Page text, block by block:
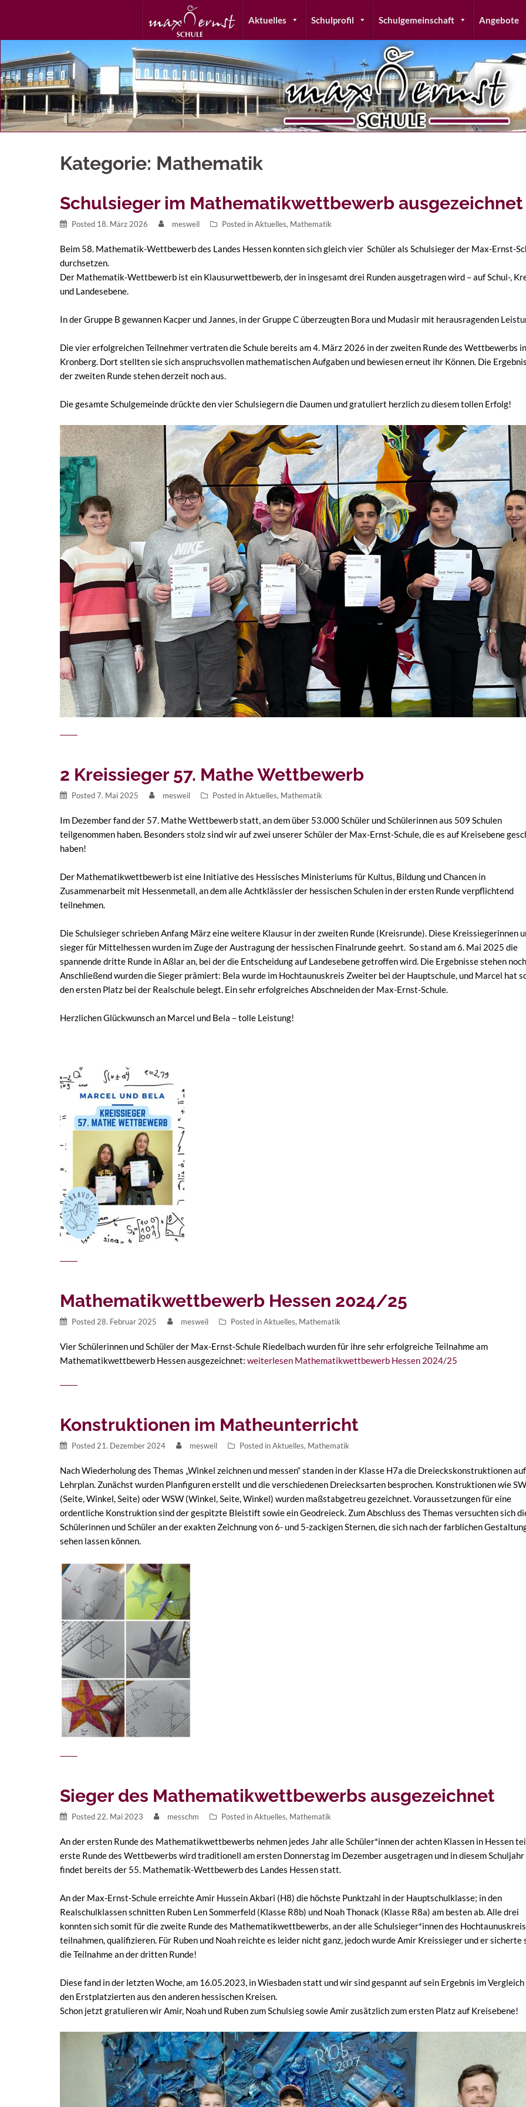
Aktuelles Schulprofil Schulgemeinschaft Angebote
Kategorie: Mathematik
Schulsieger im Mathematikwettbewerb ausgezeichnet
Posted 18. März 2026 mesweil Posted inAktuelles, Mathematik
Beim 58. Mathematik-Wettbewerb des Landes Hessen konnten sich gleich vier Schüler als Schulsieger der Max-Ernst-
durchsetzen.
Der Mathematik-Wettbewerb ist ein Klausurwettbewerb, der in insgesamt drei Runden ausgetragen wird – auf Schul-,
und Landesebene.
In der Gruppe B gewannen Kacper und Jannes, in der Gruppe C überzeugten Bora und Mudasir mit herausragenden
Die vier erfolgreichen Teilnehmer vertraten die Schule bereits am 4. März 2026 in der zweiten Runde des Wettbewerbs in
Kronberg. Dort stellten sie sich anspruchsvollen mathematischen Aufgaben und bewiesen erneut ihr Können. Die
der zweiten Runde stehen derzeit noch aus.
Die gesamte Schulgemeinde drückte den vier Schulsiegern die Daumen und gratuliert herzlich zu diesem tollen Erfolg!
2 Kreissieger 57. Mathe Wettbewerb
Posted7. Mai 2025 mesweil Posted inAktuelles, Mathematik
Im Dezember fand der 57. Mathe Wettbewerb statt, an dem über 53.000 Schüler und Schülerinnen aus 509 Schulen
teilgenommen haben. Besonders stolz sind wir auf zwei unserer Schüler der Max-Ernst-Schule, die es auf Kreisebene
haben!
Der Mathematikwettbewerb ist eine Initiative des Hessisches Ministeriums für Kultus, Bildung und Chancen in
Zusammenarbeit mit Hessenmetall, an dem alle Achtklässler der hessischen Schulen in der ersten Runde verpflichtend
teilnehmen.
Die Schulsieger schrieben Anfang März eine weitere Klausur in der zweiten Runde (Kreisrunde). Diese Kreissiegerinnen
sieger für Mittelhessen wurden im Zuge der Austragung der hessischen Finalrunde geehrt. So stand am 6. Mai 2025 die
spannende dritte Runde in Aßlar an, bei der die Entscheidung auf Landesebene getroffen wird. Die Ergebnisse stehen
Anschließend wurden die Sieger prämiert: Bela wurde im Hochtaunuskreis Zweiter bei der Hauptschule, und Marcel hat
den ersten Platz bei der Realschule belegt. Ein sehr erfolgreiches Abschneiden der Max-Ernst-Schule.
Herzlichen Glückwunsch an Marcel und Bela – tolle Leistung!
Mathematikwettbewerb Hessen 2024/25
Posted 28. Februar 2025 mesweil Posted inAktuelles, Mathematik
Vier Schülerinnen und Schüler der Max-Ernst-Schule Riedelbach wurden für ihre sehr erfolgreiche Teilnahme am
Mathematikwettbewerb Hessen ausgezeichnet: weiterlesen Mathematikwettbewerb Hessen 2024/25
Konstruktionen im Matheunterricht
Posted 21. Dezember 2024 mesweil Posted inAktuelles, Mathematik
Nach Wiederholung des Themas „Winkel zeichnen und messen“ standen in der Klasse H7a die Dreieckskonstruktionen
Lehrplan. Zunächst wurden Planfiguren erstellt und die verschiedenen Dreiecksarten besprochen. Konstruktionen wie
(Seite, Winkel, Seite) oder WSW (Winkel, Seite, Winkel) wurden maßstabgetreu gezeichnet. Voraussetzungen für eine
ordentliche Konstruktion sind der gespitzte Bleistift sowie ein Geodreieck. Zum Abschluss des Themas versuchten sich
Schülerinnen und Schüler an der exakten Zeichnung von 6- und 5-zackigen Sternen, die sich nach der farblichen
sehen lassen können.
Sieger des Mathematikwettbewerbs ausgezeichnet
Posted 22. Mai 2023 messchm Posted inAktuelles, Mathematik
An der ersten Runde des Mathematikwettbewerbs nehmen jedes Jahr alle Schüler*innen der achten Klassen in Hessen
erste Runde des Wettbewerbs wird traditionell am ersten Donnerstag im Dezember ausgetragen und in diesem Schuljahr
findet bereits der 55. Mathematik-Wettbewerb des Landes Hessen statt.
An der Max-Ernst-Schule erreichte Amir Hussein Akbari (H8) die höchste Punktzahl in der Hauptschulklasse; in den
Realschulklassen schnitten Ruben Len Sommerfeld (Klasse R8b) und Noah Thonack (Klasse R8a) am besten ab. Alle drei
konnten sich somit für die zweite Runde des Mathematikwettbewerbs, an der alle Schulsieger*innen des
teilnahmen, qualifizieren. Für Ruben und Noah reichte es leider nicht ganz, jedoch wurde Amir Kreissieger und er sicherte
die Teilnahme an der dritten Runde!
Diese fand in der letzten Woche, am 16.05.2023, in Wiesbaden statt und wir sind gespannt auf sein Ergebnis im Vergleich
den Erstplatzierten aus den anderen hessischen Kreisen.
Schon jetzt gratulieren wir Amir, Noah und Ruben zum Schulsieg sowie Amir zusätzlich zum ersten Platz auf Kreisebene!